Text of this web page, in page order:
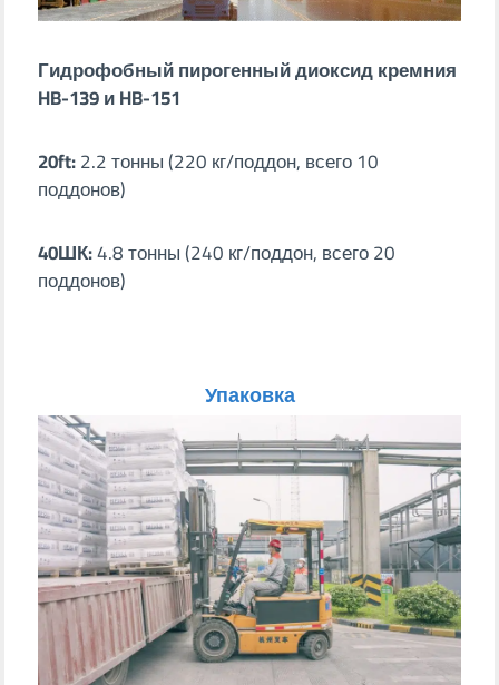
Гидрофобный пирогенный диоксид кремния
HB-139 и HB-151
20ft:2.2 тонны (220 кг/поддон, всего 10
поддонов)
40ШК:4.8 тонны (240 кг/поддон, всего 20
поддонов)
Упаковка